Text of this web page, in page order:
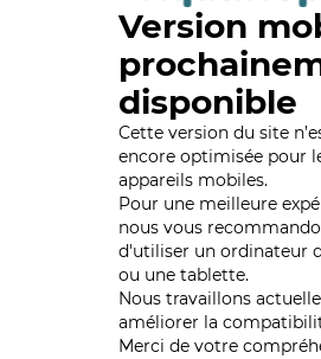
Version
disponible
Cette version du site
encore optimisée pour
appareils mobiles.
Pour une meilleure
nous vous
d'utiliser un ordinateur
ou une tablette.
Nous travaillons
améliorer la
Merci de votre